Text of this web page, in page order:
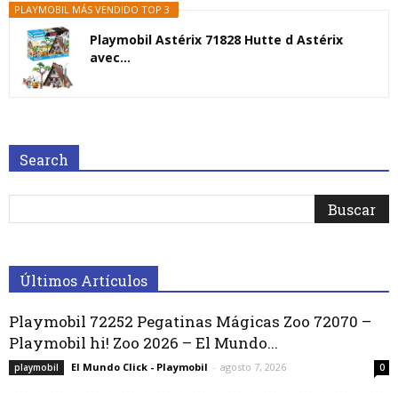
PLAYMOBIL MÁS VENDIDO TOP 3
Playmobil Astérix 71828 Hutte d Astérix
avec...
Search
Últimos Artículos
Playmobil 72252 Pegatinas Mágicas Zoo 72070 –
Playmobil hi! Zoo 2026 – El Mundo...
playmobil El Mundo Click - Playmobil - agosto 7, 2026 0